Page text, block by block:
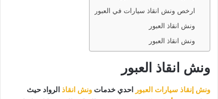
ارخص ونش انقاذ سيارات في العبور
ونش انقاذ العبور
ونش انقاذ العبور
ونش انقاذ العبور
ونش إنقاذ سيارات العبور احدي خدمات ونش انقاذ الرواد حيث